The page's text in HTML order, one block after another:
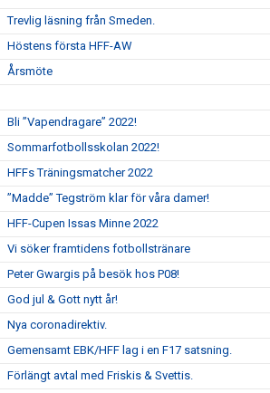
Trevlig läsning från Smeden.
Höstens första HFF-AW
Årsmöte
Bli ”Vapendragare” 2022!
Sommarfotbollsskolan 2022!
HFFs Träningsmatcher 2022
”Madde” Tegström klar för våra damer!
HFF-Cupen Issas Minne 2022
Vi söker framtidens fotbollstränare
Peter Gwargis på besök hos P08!
God jul & Gott nytt år!
Nya coronadirektiv.
Gemensamt EBK/HFF lag i en F17 satsning.
Förlängt avtal med Friskis & Svettis.